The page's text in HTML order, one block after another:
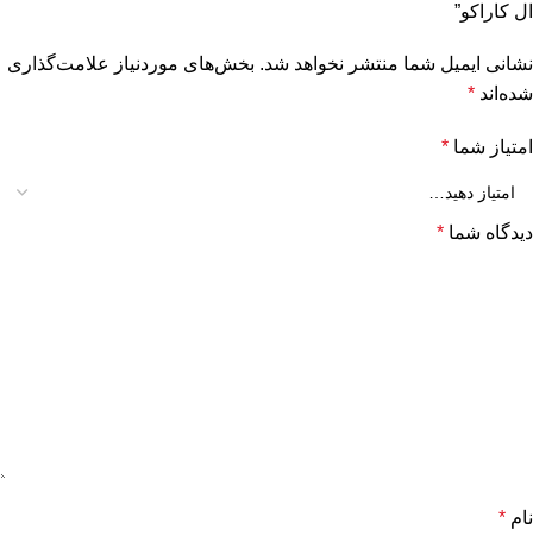
ال کاراکو”
نشانی ایمیل شما منتشر نخواهد شد. بخش‌های موردنیاز علامت‌گذاری
شده‌اند *
امتیاز شما *
دیدگاه شما *
نام *